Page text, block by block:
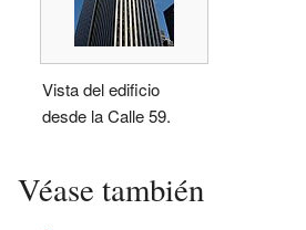
Vista del edificio
desde la Calle 59.
Véase también